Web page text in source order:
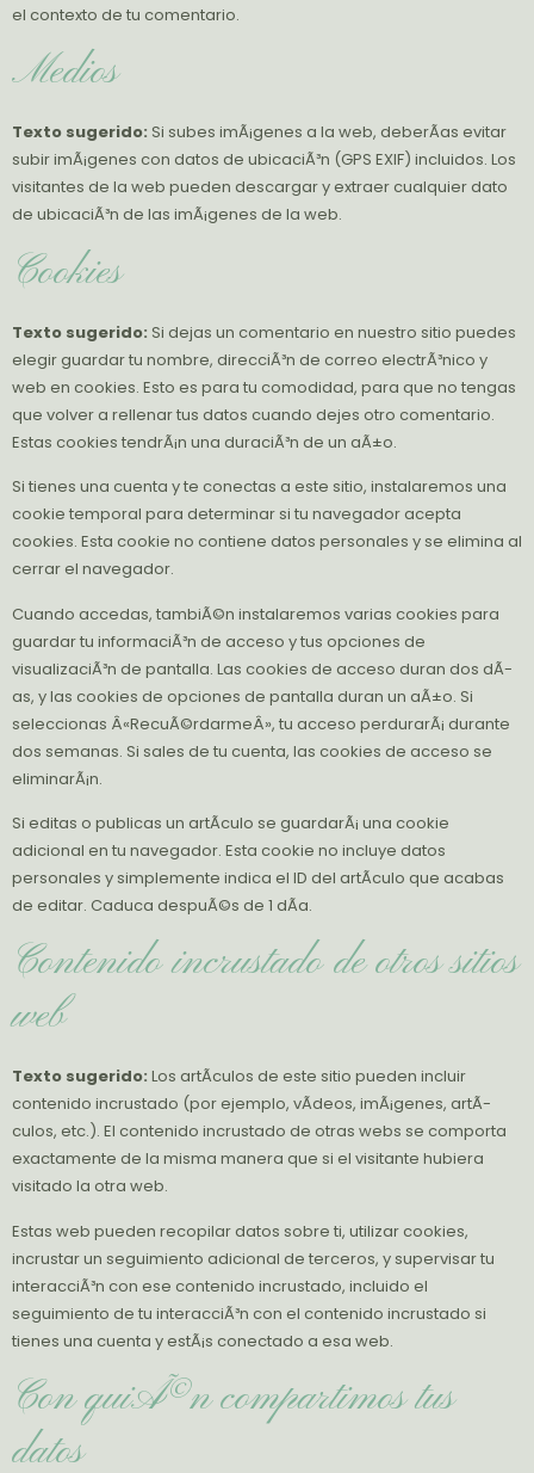
el contexto de tu comentario.
Medios
Texto sugerido: Si subes imÃ¡genes a la web, deberÃ­as evitar
subir imÃ¡genes con datos de ubicaciÃ³n (GPS EXIF) incluidos. Los
visitantes de la web pueden descargar y extraer cualquier dato
de ubicaciÃ³n de las imÃ¡genes de la web.
Cookies
Texto sugerido: Si dejas un comentario en nuestro sitio puedes
elegir guardar tu nombre, direcciÃ³n de correo electrÃ³nico y
web en cookies. Esto es para tu comodidad, para que no tengas
que volver a rellenar tus datos cuando dejes otro comentario.
Estas cookies tendrÃ¡n una duraciÃ³n de un aÃ±o.
Si tienes una cuenta y te conectas a este sitio, instalaremos una
cookie temporal para determinar si tu navegador acepta
cookies. Esta cookie no contiene datos personales y se elimina al
cerrar el navegador.
Cuando accedas, tambiÃ©n instalaremos varias cookies para
guardar tu informaciÃ³n de acceso y tus opciones de
visualizaciÃ³n de pantalla. Las cookies de acceso duran dos dÃ­
as, y las cookies de opciones de pantalla duran un aÃ±o. Si
seleccionas Â«RecuÃ©rdarmeÂ», tu acceso perdurarÃ¡ durante
dos semanas. Si sales de tu cuenta, las cookies de acceso se
eliminarÃ¡n.
Si editas o publicas un artÃ­culo se guardarÃ¡ una cookie
adicional en tu navegador. Esta cookie no incluye datos
personales y simplemente indica el ID del artÃ­culo que acabas
de editar. Caduca despuÃ©s de 1 dÃ­a.
Contenido incrustado de otros sitios
web
Texto sugerido: Los artÃ­culos de este sitio pueden incluir
contenido incrustado (por ejemplo, vÃ­deos, imÃ¡genes, artÃ­
culos, etc.). El contenido incrustado de otras webs se comporta
exactamente de la misma manera que si el visitante hubiera
visitado la otra web.
Estas web pueden recopilar datos sobre ti, utilizar cookies,
incrustar un seguimiento adicional de terceros, y supervisar tu
interacciÃ³n con ese contenido incrustado, incluido el
seguimiento de tu interacciÃ³n con el contenido incrustado si
tienes una cuenta y estÃ¡s conectado a esa web.
Con quiÃ©n compartimos tus
datos